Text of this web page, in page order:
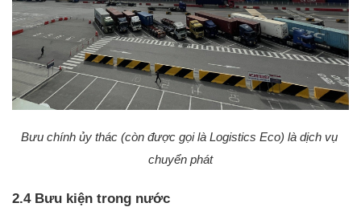
Bưu chính ủy thác (còn được gọi là Logistics Eco) là dịch vụ
chuyển phát
2.4 Bưu kiện trong nước